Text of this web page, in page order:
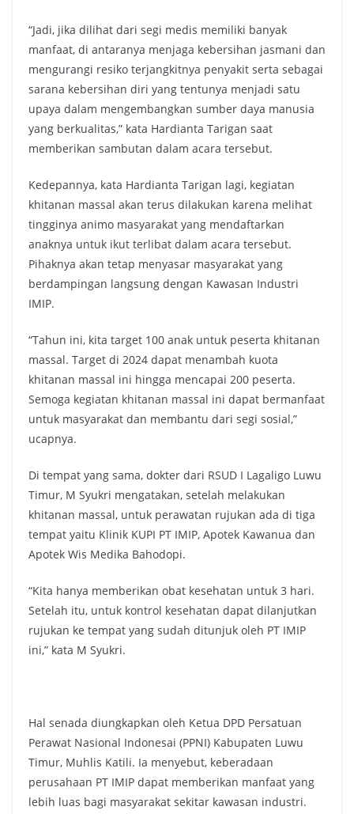
“Jadi, jika dilihat dari segi medis memiliki banyak
manfaat, di antaranya menjaga kebersihan jasmani dan
mengurangi resiko terjangkitnya penyakit serta sebagai
sarana kebersihan diri yang tentunya menjadi satu
upaya dalam mengembangkan sumber daya manusia
yang berkualitas,” kata Hardianta Tarigan saat
memberikan sambutan dalam acara tersebut.
Kedepannya, kata Hardianta Tarigan lagi, kegiatan
khitanan massal akan terus dilakukan karena melihat
tingginya animo masyarakat yang mendaftarkan
anaknya untuk ikut terlibat dalam acara tersebut.
Pihaknya akan tetap menyasar masyarakat yang
berdampingan langsung dengan Kawasan Industri
IMIP.
“Tahun ini, kita target 100 anak untuk peserta khitanan
massal. Target di 2024 dapat menambah kuota
khitanan massal ini hingga mencapai 200 peserta.
Semoga kegiatan khitanan massal ini dapat bermanfaat
untuk masyarakat dan membantu dari segi sosial,”
ucapnya.
Di tempat yang sama, dokter dari RSUD I Lagaligo Luwu
Timur, M Syukri mengatakan, setelah melakukan
khitanan massal, untuk perawatan rujukan ada di tiga
tempat yaitu Klinik KUPI PT IMIP, Apotek Kawanua dan
Apotek Wis Medika Bahodopi.
“Kita hanya memberikan obat kesehatan untuk 3 hari.
Setelah itu, untuk kontrol kesehatan dapat dilanjutkan
rujukan ke tempat yang sudah ditunjuk oleh PT IMIP
ini,” kata M Syukri.
Hal senada diungkapkan oleh Ketua DPD Persatuan
Perawat Nasional Indonesai (PPNI) Kabupaten Luwu
Timur, Muhlis Katili. Ia menyebut, keberadaan
perusahaan PT IMIP dapat memberikan manfaat yang
lebih luas bagi masyarakat sekitar kawasan industri.